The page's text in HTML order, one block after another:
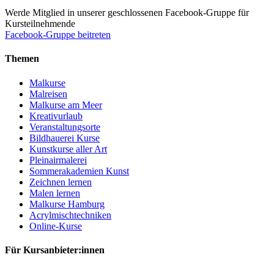
Werde Mitglied in unserer geschlossenen Facebook-Gruppe für
Kursteilnehmende
Facebook-Gruppe beitreten
Themen
Malkurse
Malreisen
Malkurse am Meer
Kreativurlaub
Veranstaltungsorte
Bildhauerei Kurse
Kunstkurse aller Art
Pleinairmalerei
Sommerakademien Kunst
Zeichnen lernen
Malen lernen
Malkurse Hamburg
Acrylmischtechniken
Online-Kurse
Für Kursanbieter:innen